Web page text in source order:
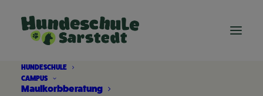
HUNDESCHULE
CAMPUS
Maulkorbberatung